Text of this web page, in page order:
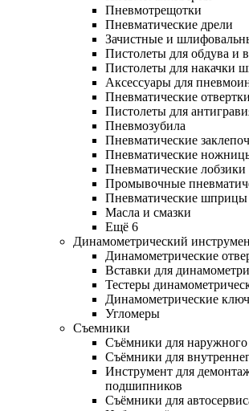
Пневмотрещотки
Пневматические дрели
Зачистные и
Пистолеты для обдува и
Пистолеты для накачки
Аксессуары для
Пневматические отвертки
Пистолеты для
Пневмозубила
Пневматические
Пневматические
Пневматические лобзики
Промывочные
Пневматические шприцы
Масла и смазки
Ещё 6
Динамометрический
Динамометрические
Вставки для
Тестеры
Динамометрические
Угломеры
Съемники
Съёмники для
Съёмники для
Инструмент для
подшипников
Съёмники для